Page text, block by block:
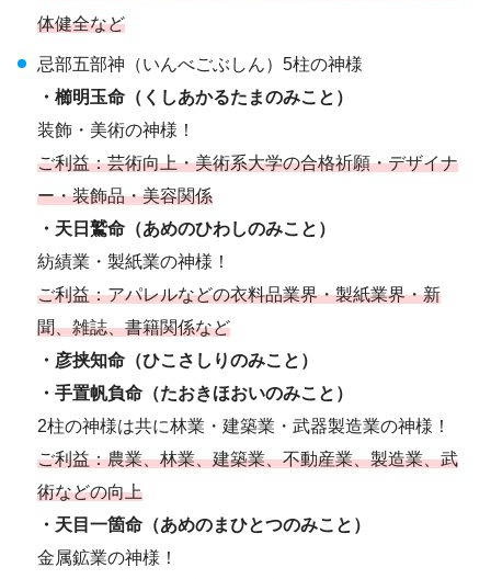
体健全など
忌部五部神（いんべごぶしん）5柱の神様
・櫛明玉命（くしあかるたまのみこと）
装飾・美術の神様！
ご利益：芸術向上・美術系大学の合格祈願・デザイナ
ー・装飾品・美容関係
・天日鷲命（あめのひわしのみこと）
紡績業・製紙業の神様！
ご利益：アパレルなどの衣料品業界・製紙業界・新
聞、雑誌、書籍関係など
・彦挟知命（ひこさしりのみこと）
・手置帆負命（たおきほおいのみこと）
2柱の神様は共に林業・建築業・武器製造業の神様！
ご利益：農業、林業、建築業、不動産業、製造業、武
術などの向上
・天目一箇命（あめのまひとつのみこと）
金属鉱業の神様！